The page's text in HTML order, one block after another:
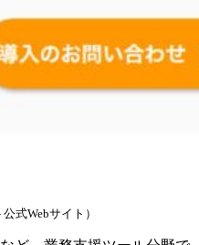
式Webサイト）